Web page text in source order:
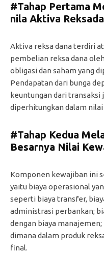
#Tahap Pertama
nila Aktiva
Aktiva reksa dana terdiri
pembelian reksa dana
obligasi dan saham yang
Pendapatan dari bunga
keuntungan dari transaksi
diperhitungkan dalam nilai
#Tahap Kedua
Besarnya Nilai
Komponen kewajiban ini
yaitu biaya operasional
seperti biaya transfer,
administrasi perbankan;
dengan biaya
dimana dalam produk
final.